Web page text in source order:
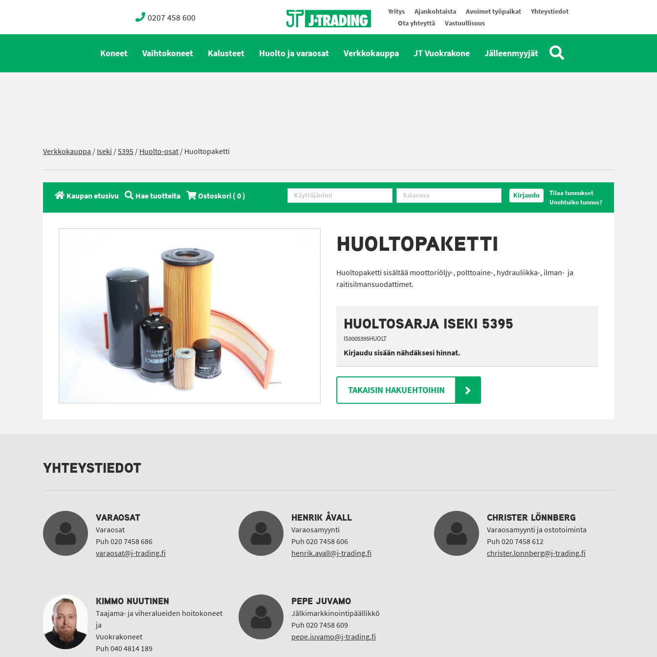
0207 458 600 Yritys Ajankohtaista Avoimet työpaikat
Yhteystiedot
Ota yhteyttä
Vastuullisuus
Koneet Vaihtokoneet Kalusteet Huolto ja varaosat Verkkokauppa JT Vuokrakone Jälleenmyyjät
Verkkokauppa /Iseki /5395 /Huolto-osat/ Huoltopaketti
Kaupan etusivu Hae tuotteita Ostoskori (0) Kirjaudu
Tilaa tunnukset
Unohtuiko tunnus?
HUOLTOPAKETTI
Huoltopaketti sisältää moottoriöljy-, polttoaine-, hydrauliikka-, ilman- ja
raitisilmansuodattimet.
HUOLTOSARJA ISEKI 5395
IS0005395HUOLT
Kirjaudu sisään nähdäksesi hinnat.
TAKAISIN HAKUEHTOIHIN
YHTEYSTIEDOT
VARAOSAT
Varaosat
Puh 020 7458 686
varaosat@j-trading.fi
HENRIK ÅVALL
Varaosamyynti
Puh 020 7458 606
henrik.avall@j-trading.fi
CHRISTER LÖNNBERG
Varaosamyynti ja ostotoiminta
Puh 020 7458 612
christer.lonnberg@j-trading.fi
KIMMO NUUTINEN
Taajama- ja viheralueiden hoitokoneet
ja
Vuokrakoneet
Puh 040 4814 189
PEPE JUVAMO
Jälkimarkkinointipäällikkö
Puh 020 7458 609
pepe.juvamo@j-trading.fi